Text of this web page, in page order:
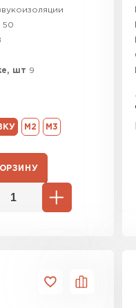
50
шт 9
М2 М3
ВСЕ